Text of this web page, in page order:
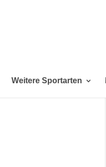
Weitere Sportarten